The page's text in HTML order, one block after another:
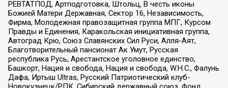
РЕВТАТПОД, Артподготовка, Штольц, В честь иконы
Божией Матери Державная, Сектор 16, Независимость,
Фирма, Молодежная правозащитная группа МПГ, Курсом
Правды и Единения, Каракольская инициативная группа,
Автоград Крю, Союз Славянских Сил Руси, Алля-Аят,
Благотворительный пансионат Ак Умут, Русская
республика Русь, Арестантское уголовное единство,
Башкорт, Нация и свобода, Нация и свобода, W.H.С., Фалунь
Дафа, Иртыш Ultras, Русский Патриотический клуб-